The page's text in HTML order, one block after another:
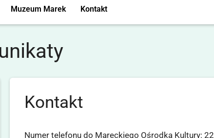
Muzeum Marek Kontakt
Kontakt
Numer telefonu do Mareckiego Ośrodka Kultury: 22